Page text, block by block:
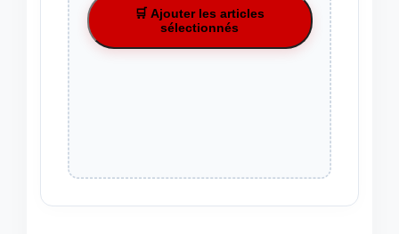
🛒 Ajouter les articles
sélectionnés